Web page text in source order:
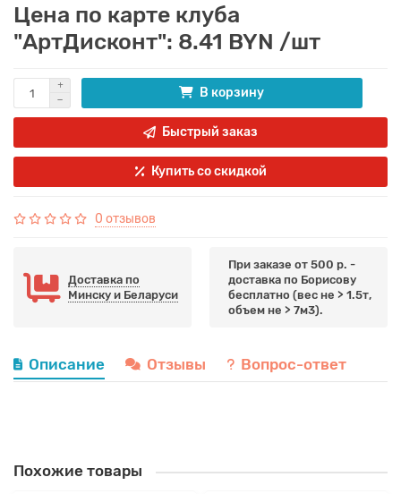
Цена по карте клуба
"АртДисконт": 8.41 BYN /шт
В корзину
Быстрый заказ
Купить со скидкой
0 отзывов
Доставка по
Минску и Беларуси
При заказе от 500 р. -
доставка по Борисову
бесплатно (вес не > 1.5т,
объем не > 7м3).
Описание Отзывы Вопрос-ответ
Похожие товары